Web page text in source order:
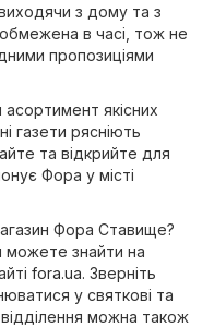
з дому та з
обмежена в часі, тож не
пропозиціями
якісних
газети рясніють
та відкрийте для
Фора у місті
Фора Ставище?
можете знайти на
fora.ua. Зверніть
у святкові та
можна також